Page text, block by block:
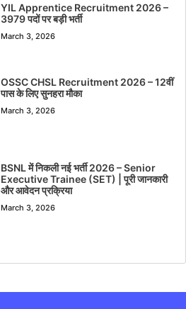
YIL Apprentice Recruitment 2026 –
3979 पदों पर बड़ी भर्ती
March 3, 2026
OSSC CHSL Recruitment 2026 – 12वीं
पास के लिए सुनहरा मौका
March 3, 2026
BSNL में निकली नई भर्ती 2026 – Senior
Executive Trainee (SET) | पूरी जानकारी
और आवेदन प्रक्रिया
March 3, 2026